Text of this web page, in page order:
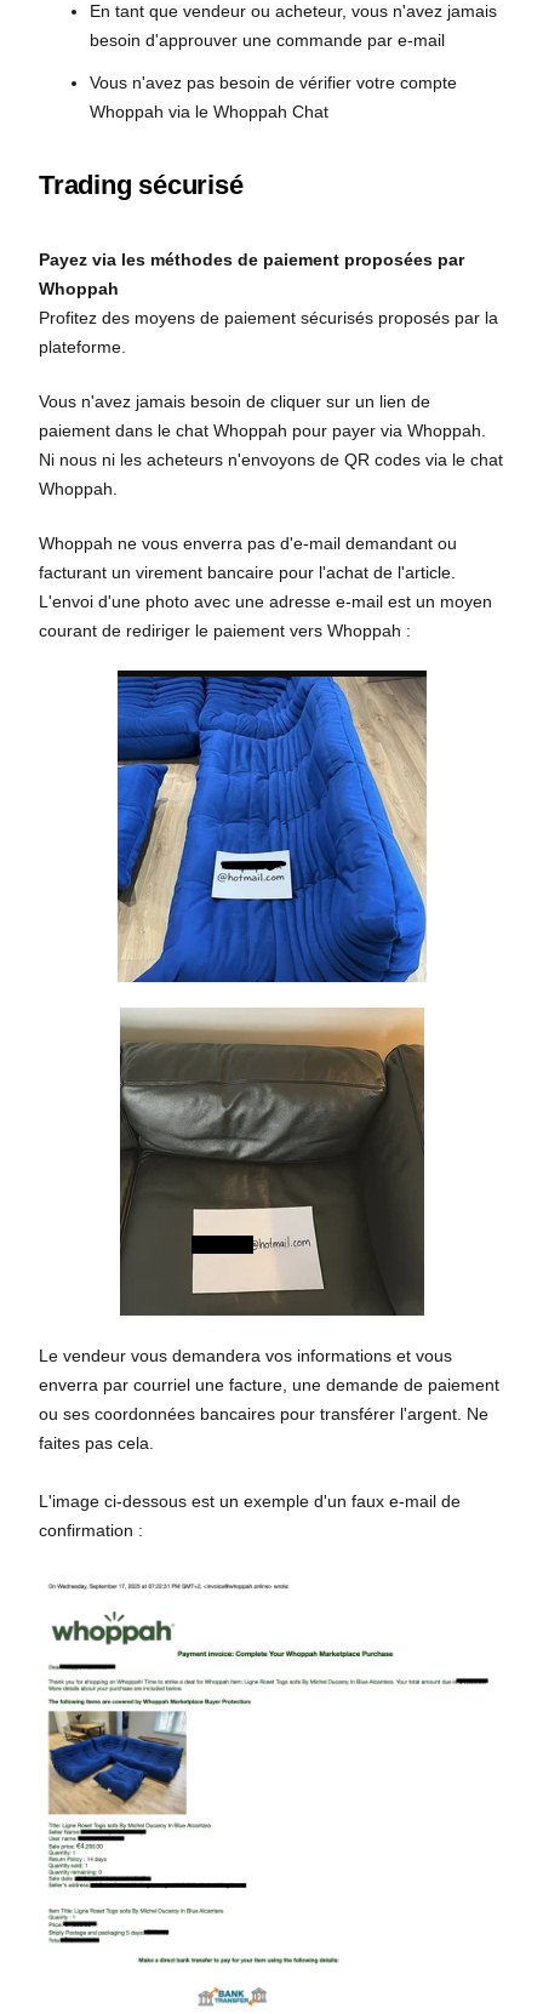
En tant que vendeur ou acheteur, vous n'avez jamais
besoin d'approuver une commande par e-mail
Vous n'avez pas besoin de vérifier votre compte
Whoppah via le Whoppah Chat
Trading sécurisé
Payez via les méthodes de paiement proposées par
Whoppah
Profitez des moyens de paiement sécurisés proposés par la
plateforme.
Vous n'avez jamais besoin de cliquer sur un lien de
paiement dans le chat Whoppah pour payer via Whoppah.
Ni nous ni les acheteurs n'envoyons de QR codes via le chat
Whoppah.
Whoppah ne vous enverra pas d'e-mail demandant ou
facturant un virement bancaire pour l'achat de l'article.
L'envoi d'une photo avec une adresse e-mail est un moyen
courant de rediriger le paiement vers Whoppah :
Le vendeur vous demandera vos informations et vous
enverra par courriel une facture, une demande de paiement
ou ses coordonnées bancaires pour transférer l'argent. Ne
faites pas cela.
L'image ci-dessous est un exemple d'un faux e-mail de
confirmation :